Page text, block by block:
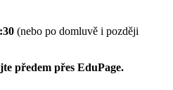
(nebo po domluvě i později
předem přes EduPage.